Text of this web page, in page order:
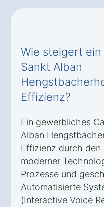
Wie steigert
Sankt Alban
Effizienz?
Ein gewerbliches
Alban
Effizienz durch den
moderner
Prozesse und
Automatisierte
(Interactive Voice